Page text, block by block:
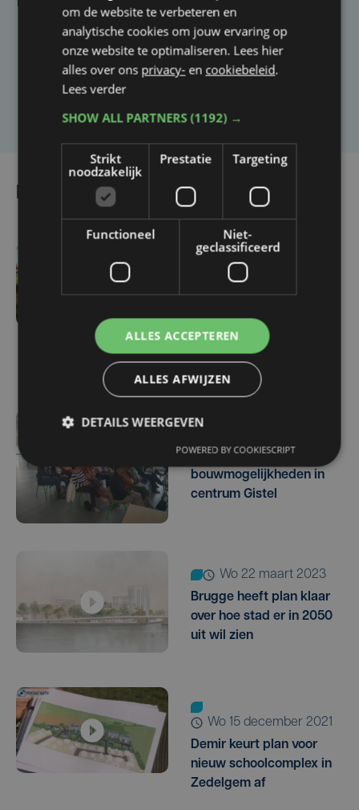
Heb je een taal- of schrijffout opgemerkt in dit
artikel?
11:44
Dan toch geen grote
nieuwe camping bij Sint-
Pieters Brugge
Infomarkt rond
bouwmogelijkheden in
centrum Gistel
wo 22 maart 2023
Brugge heeft plan klaar
over hoe stad er in 2050
uit wil zien
wo 15 december 2021
Demir keurt plan voor
nieuw schoolcomplex in
Zedelgem af
om de website te verbeteren en
analytische cookies om jouw ervaring op
onze website te optimaliseren. Lees hier
alles over ons privacy- en cookiebeleid.
Lees verder
SHOW ALL PARTNERS(1192) →
Strikt
noodzakelijk
Prestatie Targeting
Functioneel
Niet-
geclassificeerd
ALLES ACCEPTEREN
ALLES AFWIJZEN
DETAILS WEERGEVEN
POWERED BY COOKIESCRIPT